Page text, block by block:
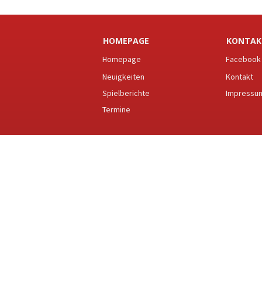
HOMEPAGE
Homepage
Facebook
Neuigkeiten
Kontakt
Spielberichte
Termine